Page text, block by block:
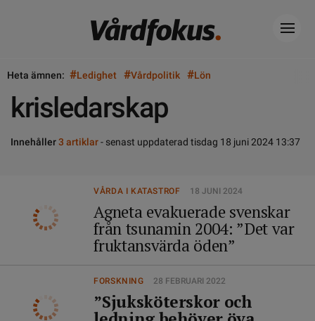
Heta ämnen: #Ledighet #Vårdpolitik #Lön
krisledarskap
Innehåller3 artiklar- senast uppdaterad tisdag 18 juni 2024 13:37
VÅRDA I KATASTROF 18 JUNI 2024
Agneta evakuerade svenskar
från tsunamin 2004: ”Det var
fruktansvärda öden”
FORSKNING 28 FEBRUARI 2022
”Sjuksköterskor och